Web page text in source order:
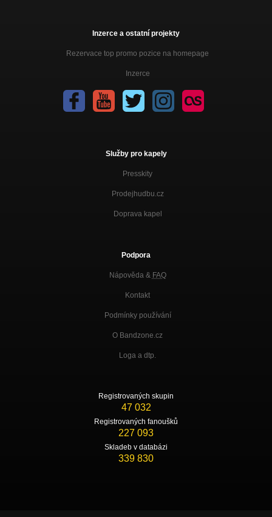
Inzerce a ostatní projekty
Rezervace top promo pozice na homepage
Inzerce
Služby pro kapely
Presskity
Prodejhudbu.cz
Doprava kapel
Podpora
Nápověda & FAQ
Kontakt
Podmínky používání
O Bandzone.cz
Loga a dtp.
Registrovaných skupin
47 032
Registrovaných fanoušků
227 093
Skladeb v databázi
339 830